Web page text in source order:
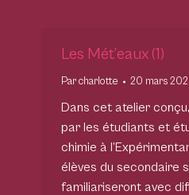
Les Mét’eaux (1)
Par charlotte 20 mars
Dans cet atelier
par les étudiants et
chimie à
élèves du secondaire
familiariseront avec